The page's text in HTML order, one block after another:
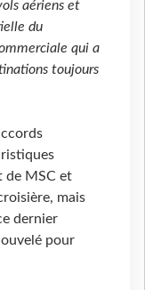
aériens et
du
qui a
toujours
de MSC et
mais
dernier
pour